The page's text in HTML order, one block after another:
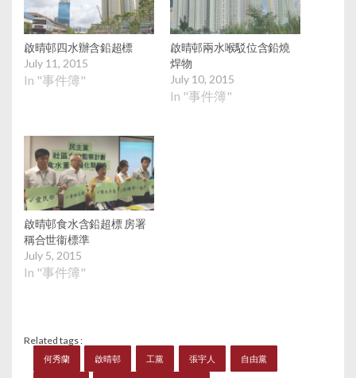
啟晴邨四水辦含鉛超標
July 11, 2015
In "事件簿"
啟晴邨兩水喉駁位含鉛燒
焊物
July 10, 2015
In "事件簿"
啟晴邨食水含鉛超標 房署
稱合世衞標準
July 5, 2015
In "事件簿"
Related tags :
何秀蘭 啟晴邨 工黨 張宇人 自由黨